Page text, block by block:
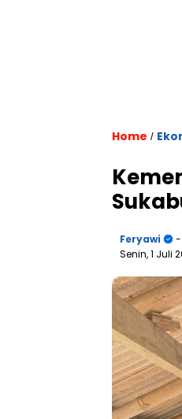
Home /
Feryawi
-
Senin, 1 Juli